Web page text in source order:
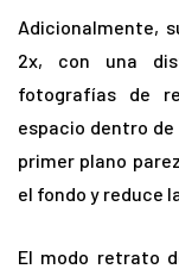
Adicionalmente,
2x, con una
fotografías de
espacio dentro
primer plano
el fondo y reduce
El modo retrato